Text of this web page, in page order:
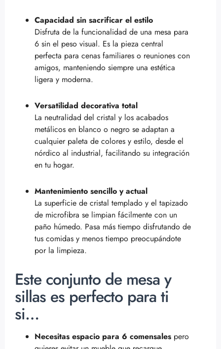
Capacidad sin sacrificar el estilo
Disfruta de la funcionalidad de una mesa para
6 sin el peso visual. Es la pieza central
perfecta para cenas familiares o reuniones con
amigos, manteniendo siempre una estética
ligera y moderna.
Versatilidad decorativa total
La neutralidad del cristal y los acabados
metálicos en blanco o negro se adaptan a
cualquier paleta de colores y estilo, desde el
nórdico al industrial, facilitando su integración
en tu hogar.
Mantenimiento sencillo y actual
La superficie de cristal templado y el tapizado
de microfibra se limpian fácilmente con un
paño húmedo. Pasa más tiempo disfrutando de
tus comidas y menos tiempo preocupándote
por la limpieza.
Este conjunto de mesa y
sillas es perfecto para ti
si…
Necesitas espacio para 6 comensales pero